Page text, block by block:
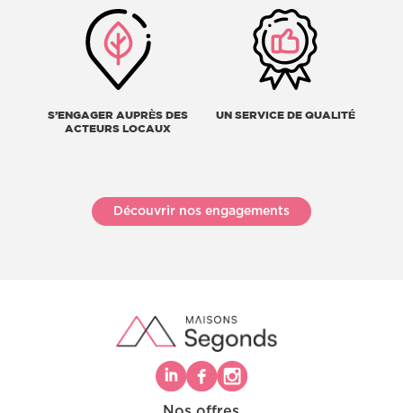
S’ENGAGER AUPRÈS DES
ACTEURS LOCAUX
UN SERVICE DE QUALITÉ
Découvrir nos engagements